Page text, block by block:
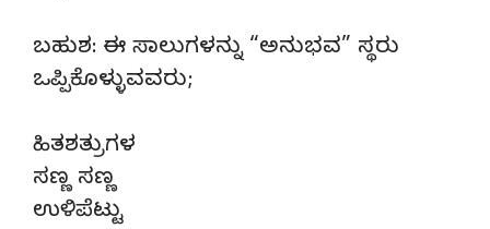
ಬಹುಶ: ಈ ಸಾಲುಗಳನ್ನು “ಅನುಭವ” ಸ್ಥರು
ಒಪ್ಪಿಕೊಳ್ಳುವವರು;
ಹಿತಶತ್ರುಗಳ
ಸಣ್ಣ ಸಣ್ಣ
ಉಳಿಪೆಟ್ಟು